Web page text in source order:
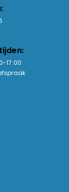
17:00